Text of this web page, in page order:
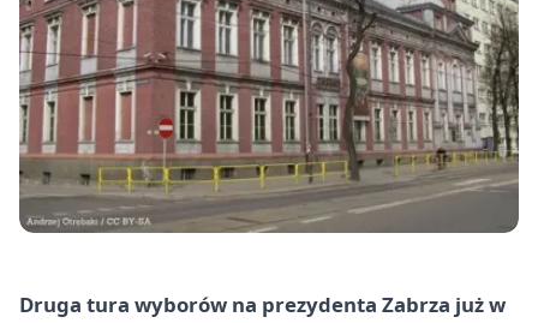
Druga tura wyborów na prezydenta Zabrza już w